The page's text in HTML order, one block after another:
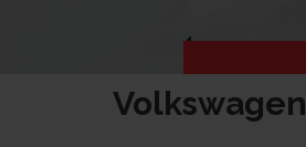
Volkswagen